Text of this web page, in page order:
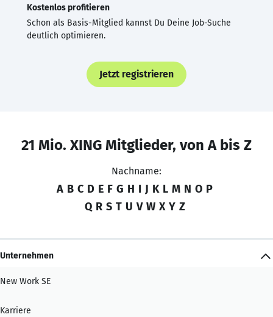
Kostenlos profitieren
Schon als Basis-Mitglied kannst Du Deine Job-Suche
deutlich optimieren.
Jetzt registrieren
21 Mio. XING Mitglieder, von A bis Z
Nachname:
A B C D E F G H I J K L M N O P
Q R S T U V W X Y Z
Unternehmen
New Work SE
Karriere